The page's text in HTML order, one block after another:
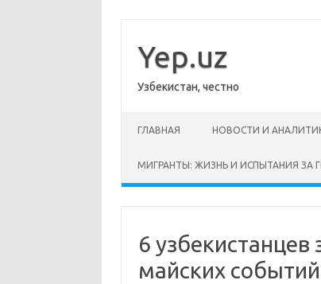
содержимому
Yep.uz
Узбекистан, честно
ГЛАВНАЯ НОВОСТИ И
МИГРАНТЫ: ЖИЗНЬ И ИСПЫТАНИЯ ЗА
6
майских